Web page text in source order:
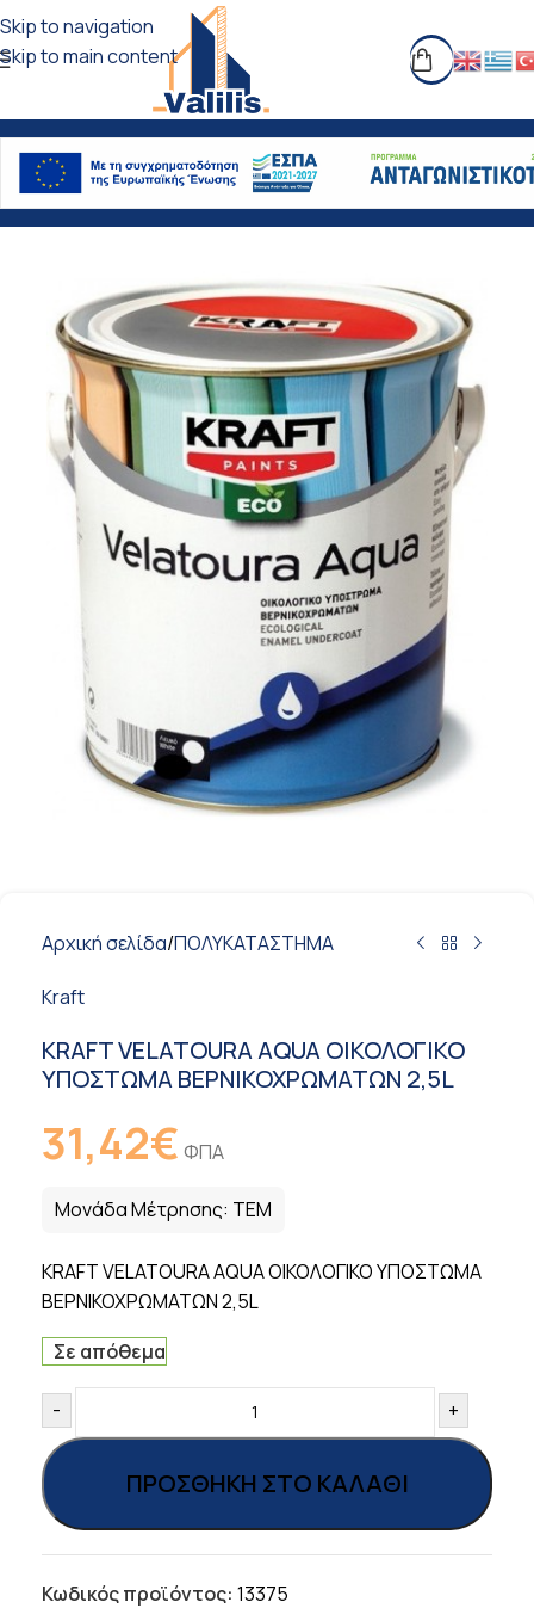
Skip to navigation
Skip to main content
Αρχική σελίδα/ΠΟΛΥΚΑΤΑΣΤΗΜΑ
Kraft
KRAFT VELATOURA AQUA ΟΙΚΟΛOΓΙΚΟ
ΥΠΟΣΤΩΜΑ ΒΕΡΝΙΚΟΧΡΩΜΑΤΩΝ 2,5L
31,42€ ΦΠΑ
Μονάδα Μέτρησης: ΤΕΜ
KRAFT VELATOURA AQUA ΟΙΚΟΛOΓΙΚΟ ΥΠΟΣΤΩΜΑ
ΒΕΡΝΙΚΟΧΡΩΜΑΤΩΝ 2,5L
Σε απόθεμα
- +
ΠΡΟΣΘΉΚΗ ΣΤΟ ΚΑΛΆΘΙ
Κωδικός προϊόντος: 13375